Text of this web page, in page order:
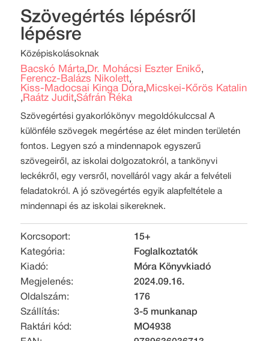
Szövegértés lépésről
lépésre
Középiskolásoknak
Bacskó Márta, Dr. Mohácsi Eszter Enikő,
Ferencz-Balázs Nikolett,
Kiss-Madocsai Kinga Dóra, Micskei-Kőrös Katalin
, Raátz Judit,Sáfrán Réka
Szövegértési gyakorlókönyv megoldókulccsal A
különféle szövegek megértése az élet minden területén
fontos. Legyen szó a mindennapok egyszerű
szövegeiről, az iskolai dolgozatokról, a tankönyvi
leckékről, egy versről, novelláról vagy akár a felvételi
feladatokról. A jó szövegértés egyik alapfeltétele a
mindennapi és az iskolai sikereknek.
Korcsoport:
15+
Kategória:
Foglalkoztatók
Kiadó:
Móra Könyvkiadó
Megjelenés:
2024.09.16.
Oldalszám:
176
Szállítás:
3-5 munkanap
Raktári kód:
MO4938